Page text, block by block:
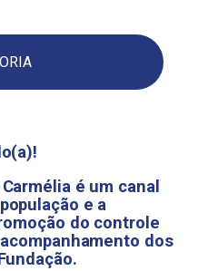
é um canal
e a
do controle
dos